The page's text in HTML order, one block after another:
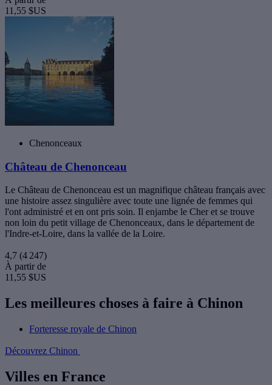
11,55 $US
Chenonceaux
Château de Chenonceau
Le Château de Chenonceau est un magnifique château français avec
une histoire assez singulière avec toute une lignée de femmes qui
l'ont administré et en ont pris soin. Il enjambe le Cher et se trouve
non loin du petit village de Chenonceaux, dans le département de
l'Indre-et-Loire, dans la vallée de la Loire.
4,7 (4 247)
À partir de
11,55 $US
Les meilleures choses à faire à Chinon
Forteresse royale de Chinon
Découvrez Chinon
Villes en France